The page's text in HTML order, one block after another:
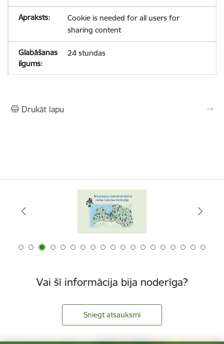
Cookie is needed for all users for
sharing content
24 stundas
Drukāt lapu
Vai šī informācija bija noderīga?
Sniegt atsauksmi